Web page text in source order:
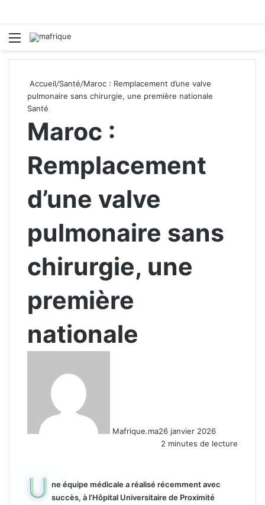
Menu
Accueil/Santé/Maroc : Remplacement d’une valve
pulmonaire sans chirurgie, une première nationale
Santé
Maroc :
Remplacement
d’une valve
pulmonaire sans
chirurgie, une
première
nationale
Mafrique.ma26 janvier 2026
2 minutes de lecture
U ne équipe médicale a réalisé récemment avec
succès, à l’Hôpital Universitaire de Proximité